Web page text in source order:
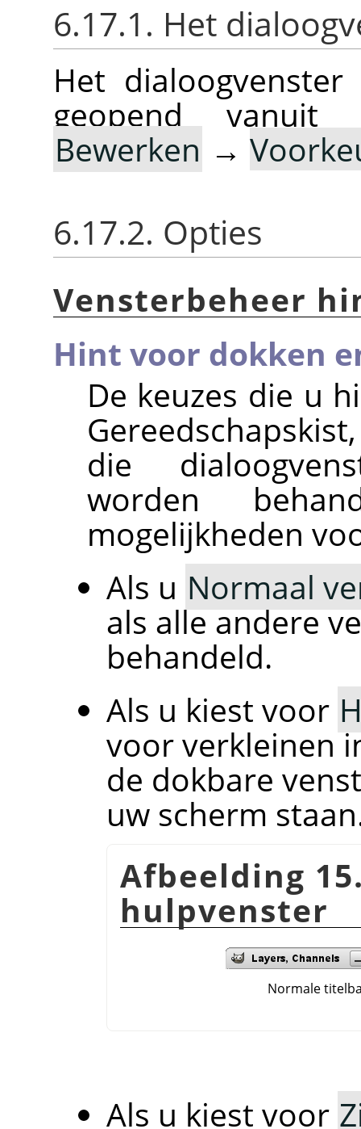
6.17.1. Het
Het
geopend vanuit
Bewerken →
6.17.2. Opties
Vensterbeheer
Hint voor dokken
De keuzes die u
die
worden
mogelijkheden
Als u Normaal
als alle andere
behandeld.
Als u kiest voor
voor verkleinen
de dokbare
uw scherm
Afbeelding
hulpvenster
Normale
Als u kiest voor